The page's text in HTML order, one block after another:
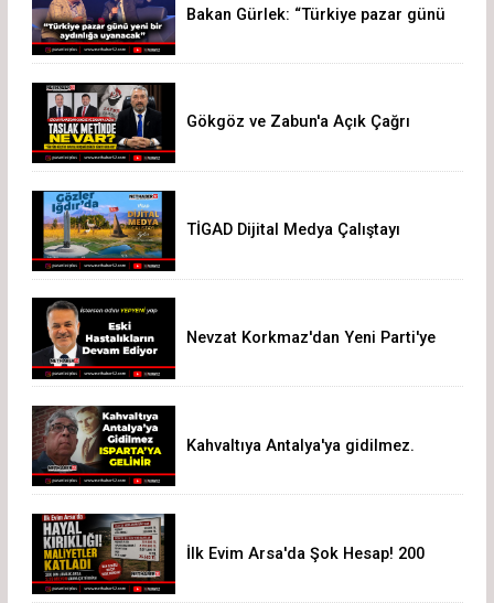
Bakan Gürlek: “Türkiye pazar günü
Gökgöz ve Zabun'a Açık Çağrı
TİGAD Dijital Medya Çalıştayı
Nevzat Korkmaz'dan Yeni Parti'ye
Kahvaltıya Antalya'ya gidilmez.
İlk Evim Arsa'da Şok Hesap! 200